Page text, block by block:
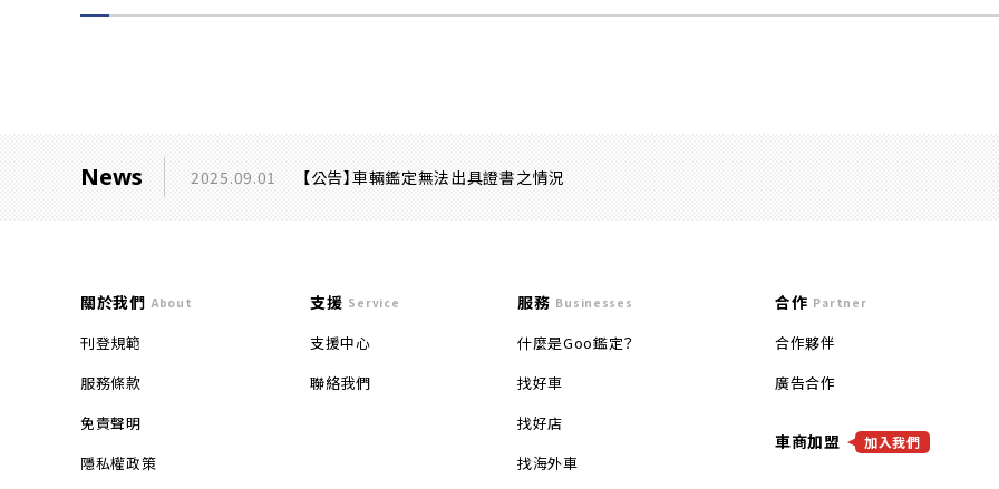
News 2025.09.01 【公告】車輛鑑定無法出具證書之情況
關於我們 About
刊登規範
服務條款
免責聲明
隱私權政策
支援 Service
支援中心
聯絡我們
服務 Businesses
什麼是Goo鑑定？
找好車
找好店
找海外車
合作 Partner
合作夥伴
廣告合作
車商加盟 加入我們